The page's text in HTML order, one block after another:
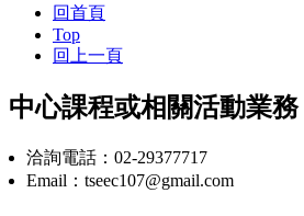
回首頁
Top
回上一頁
中心課程或相關活動業務
洽詢電話：02-29377717
Email：tseec107@gmail.com